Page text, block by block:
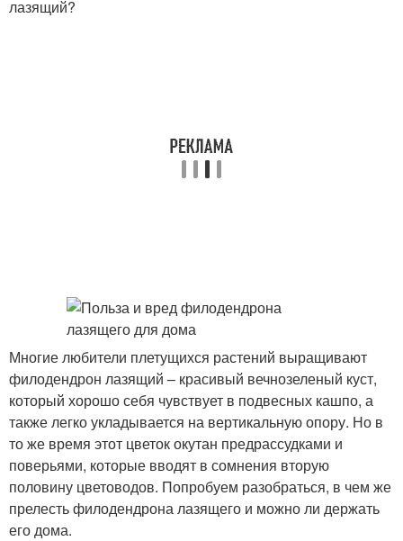
лазящий?
Многие любители плетущихся растений выращивают
филодендрон лазящий – красивый вечнозеленый куст,
который хорошо себя чувствует в подвесных кашпо, а
также легко укладывается на вертикальную опору. Но в
то же время этот цветок окутан предрассудками и
поверьями, которые вводят в сомнения вторую
половину цветоводов. Попробуем разобраться, в чем же
прелесть филодендрона лазящего и можно ли держать
его дома.